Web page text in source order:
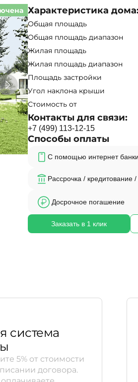
Характеристика дома:
Общая площадь
Общая площадь диапазон
Жилая площадь
Жилая площадь диапазон
Площадь застройки
Угол наклона крыши
Стоимость от
Контакты для связи:
+7 (499) 113-12-15
Способы оплаты
С помощью интернет
Рассрочка / кредитование /
Досрочное погашение
Заказать в 1 клик
система
5% от стоимости
договора.